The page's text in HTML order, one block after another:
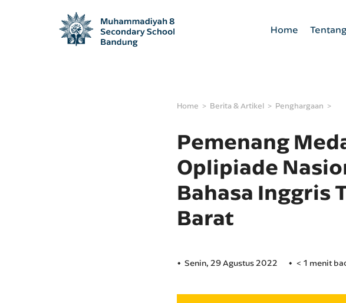
Home
Home Berita & Artikel Penghargaan
Pemenang
Oplipiade
Bahasa Inggris
Barat
Senin, 29 Agustus 2022 < 1 menit